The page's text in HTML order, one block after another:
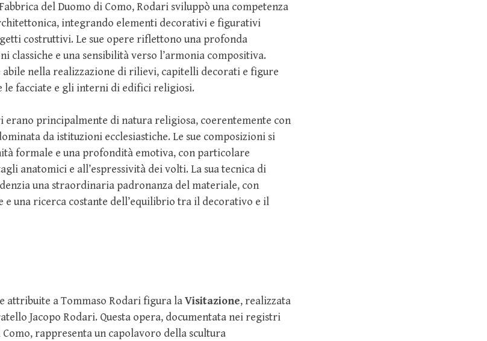
del Duomo di Como, Rodari sviluppò una competenza
integrando elementi decorativi e figurativi
costruttivi. Le sue opere riflettono una profonda
classiche e una sensibilità verso l’armonia compositiva.
nella realizzazione di rilievi, capitelli decorati e figure
le facciate e gli interni di edifici religiosi.
principalmente di natura religiosa, coerentemente con
da istituzioni ecclesiastiche. Le sue composizioni si
formale e una profondità emotiva, con particolare
anatomici e all’espressività dei volti. La sua tecnica di
una straordinaria padronanza del materiale, con
una ricerca costante dell’equilibrio tra il decorativo e il
attribuite a Tommaso Rodari figura laVisitazione, realizzata
Jacopo Rodari. Questa opera, documentata nei registri
rappresenta un capolavoro della scultura